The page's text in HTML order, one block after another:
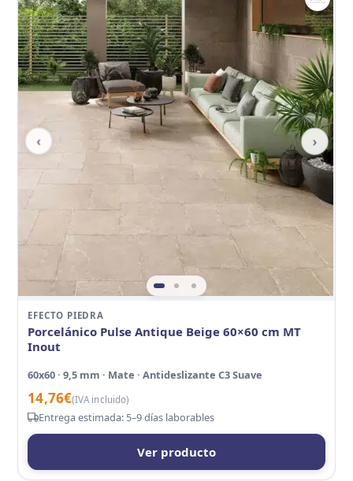
‹ ›
EFECTO PIEDRA
Porcelánico Pulse Antique Beige 60×60 cm MT
Inout
60x60 · 9,5 mm · Mate · Antideslizante C3 Suave
14,76€(IVA incluido)
Entrega estimada: 5–9 días laborables
Ver producto